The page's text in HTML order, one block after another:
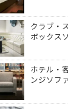
クラブ・
ボックス
ホテル・
ンジソファ